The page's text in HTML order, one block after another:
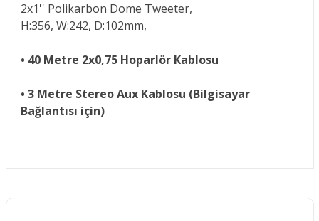
2x1'' Polikarbon Dome Tweeter,
H:356, W:242, D:102mm,
• 40 Metre 2x0,75 Hoparlör Kablosu
• 3 Metre Stereo Aux Kablosu (Bilgisayar
Bağlantısı için)